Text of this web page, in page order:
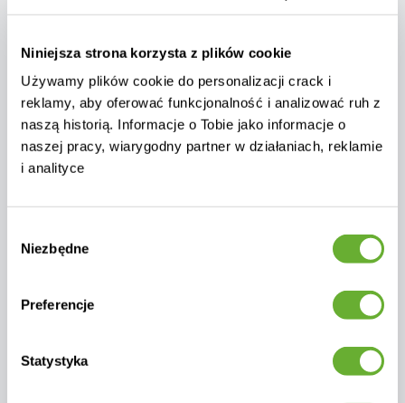
Niniejsza strona korzysta z plików cookie
Używamy plików cookie do personalizacji crack i
reklamy, aby oferować funkcjonalność i analizować ruh z
naszą historią. Informacje o Tobie jako informacje o
naszej pracy, wiarygodny partner w działaniach, reklamie
i analityce
zgody
Niezbędne
Preferencje
Statystyka
4 414 zł
Cena netto: 3 589 zł
NIEDOSTĘPNY
9 918 zł
Cena netto: 8 063 zł
DODAJ DO KOSZYKA
Huśtawka 2-osiowa (z
Krzeslo wiszace (bez podusz)